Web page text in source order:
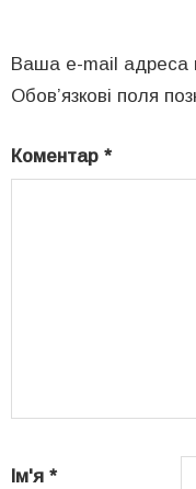
Ваша e-mail адреса
Обов’язкові поля
Коментар *
Ім'я *